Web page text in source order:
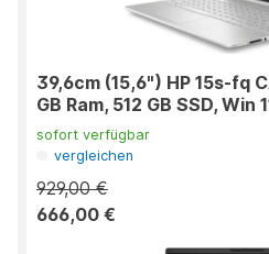
39,6cm (15,6") HP 15s-fq
GB Ram, 512 GB SSD, Win
sofort verfügbar
vergleichen
929,00 €
666,00 €